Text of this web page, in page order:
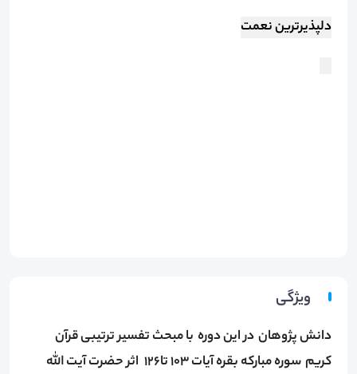
دلپذیرترین نعمت
ویژگی
دانش پژوهان در این دوره با مبحث تفسیر ترتیبی قرآن
کریم سوره مبارکه بقره آیات 103 تا126 اثر حضرت آیت الله